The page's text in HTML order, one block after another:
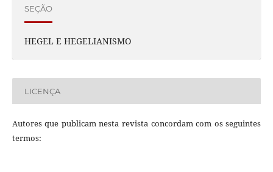
SEÇÃO
HEGEL E HEGELIANISMO
LICENÇA
Autores que publicam nesta revista concordam com os seguintes
termos: